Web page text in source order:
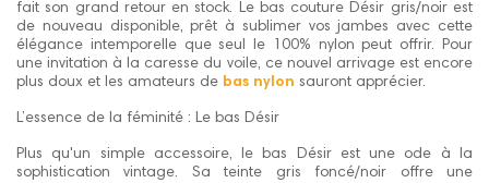
fait son grand retour en stock. Le bas couture Désir gris/noir est
de nouveau disponible, prêt à sublimer vos jambes avec cette
élégance intemporelle que seul le 100% nylon peut offrir. Pour
une invitation à la caresse du voile, ce nouvel arrivage est encore
plus doux et les amateurs de bas nylon sauront apprécier.
L’essence de la féminité : Le bas Désir
Plus qu'un simple accessoire, le bas Désir est une ode à la
sophistication vintage. Sa teinte gris foncé/noir offre une